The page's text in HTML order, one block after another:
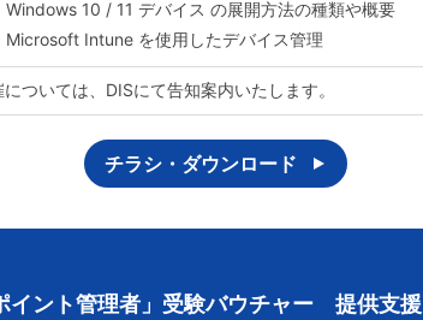
Windows 10 / 11 デバイス の展開方法の種類や概要
Microsoft Intune を使用したデバイス管理
については、DISにて告知案内いたします。
チラシ・ダウンロード
イント管理者」受験バウチャー 提供支援